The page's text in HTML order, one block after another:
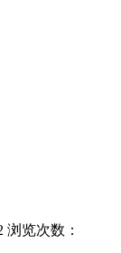
浏览次数：